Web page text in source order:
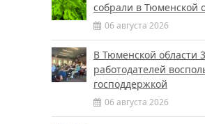
собрали в Тюменской
06 августа 2026
В Тюменской области
работодателей
господдержкой
06 августа 2026